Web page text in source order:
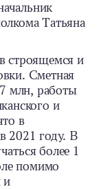
Татьяна
строящемся и
Сметная
млн, работы
и
в
2021 году. В
более 1
помимо
и